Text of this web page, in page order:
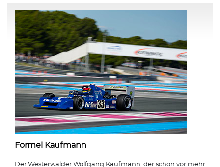
Formel Kaufmann
Der Westerwälder Wolfgang Kaufmann, der schon vor mehr